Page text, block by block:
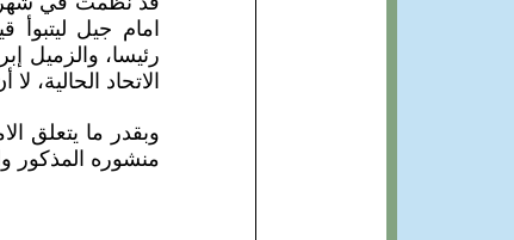
امام جيل ليتبوأ
رئيسا، والزميل
الاتحاد
وبقدر ما يتعلق
منشوره المذكور